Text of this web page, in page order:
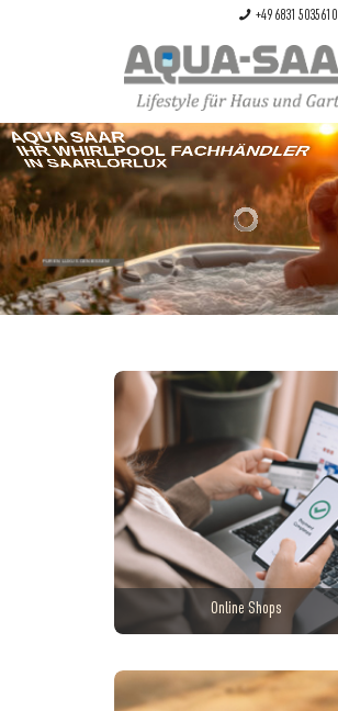
+49 6831 5035610
AQUA SAAR
IHR WHIRLPOOL FACHHÄNDLER
IN SAARLORLUX
PUREN LUXUS GENIESSEN!
Online Shops